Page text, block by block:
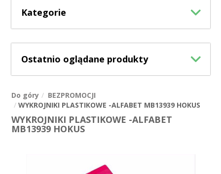
Kategorie
Ostatnio oglądane produkty
Do góry
BEZPROMOCJI
WYKROJNIKI PLASTIKOWE -ALFABET MB13939 HOKUS
WYKROJNIKI PLASTIKOWE -ALFABET
MB13939 HOKUS